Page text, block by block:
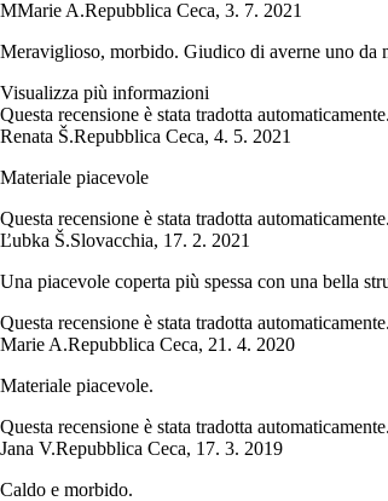
MMarie A.Repubblica Ceca, 3. 7. 2021
Meraviglioso, morbido. Giudico di averne uno da
Visualizza più informazioni
Questa recensione è stata tradotta automaticamente.
Renata Š.Repubblica Ceca, 4. 5. 2021
Materiale piacevole
Questa recensione è stata tradotta automaticamente.
Ľubka Š.Slovacchia, 17. 2. 2021
Una piacevole coperta più spessa con una bella
Questa recensione è stata tradotta automaticamente.
Marie A.Repubblica Ceca, 21. 4. 2020
Materiale piacevole.
Questa recensione è stata tradotta automaticamente.
Jana V.Repubblica Ceca, 17. 3. 2019
Caldo e morbido.